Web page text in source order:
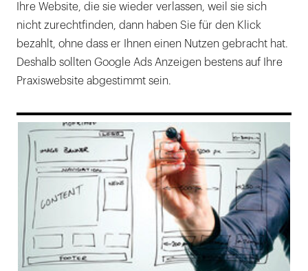
Ihre Website, die sie wieder verlassen, weil sie sich
nicht zurechtfinden, dann haben Sie für den Klick
bezahlt, ohne dass er Ihnen einen Nutzen gebracht hat.
Deshalb sollten Google Ads Anzeigen bestens auf Ihre
Praxiswebsite abgestimmt sein.
169